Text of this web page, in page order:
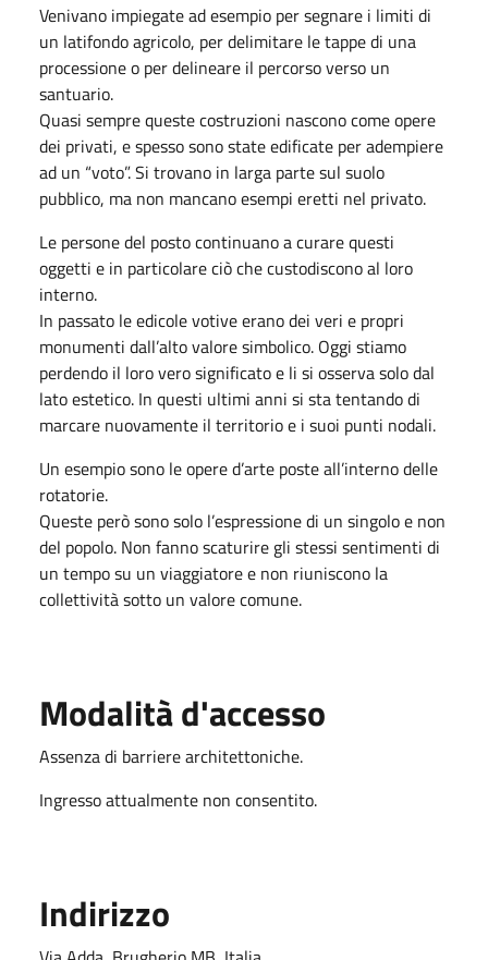
Venivano impiegate ad esempio per segnare i limiti di
un latifondo agricolo, per delimitare le tappe di una
processione o per delineare il percorso verso un
santuario.
Quasi sempre queste costruzioni nascono come opere
dei privati, e spesso sono state edificate per adempiere
ad un “voto”. Si trovano in larga parte sul suolo
pubblico, ma non mancano esempi eretti nel privato.
Le persone del posto continuano a curare questi
oggetti e in particolare ciò che custodiscono al loro
interno.
In passato le edicole votive erano dei veri e propri
monumenti dall’alto valore simbolico. Oggi stiamo
perdendo il loro vero significato e li si osserva solo dal
lato estetico. In questi ultimi anni si sta tentando di
marcare nuovamente il territorio e i suoi punti nodali.
Un esempio sono le opere d’arte poste all’interno delle
rotatorie.
Queste però sono solo l’espressione di un singolo e non
del popolo. Non fanno scaturire gli stessi sentimenti di
un tempo su un viaggiatore e non riuniscono la
collettività sotto un valore comune.
Modalità d'accesso
Assenza di barriere architettoniche.
Ingresso attualmente non consentito.
Indirizzo